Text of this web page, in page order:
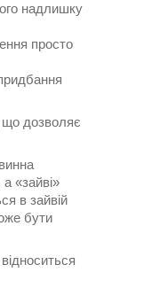
надлишку
просто
що дозволяє
«зайві»
в зайвій
бути